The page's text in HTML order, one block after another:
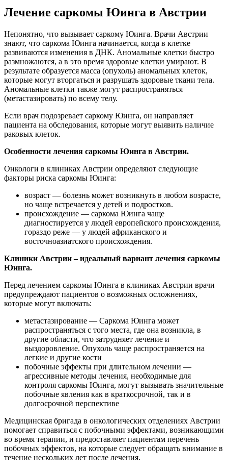
Лечение саркомы Юинга в Австрии
Непонятно, что вызывает саркому Юинга. Врачи Австрии
знают, что саркома Юинга начинается, когда в клетке
развиваются изменения в ДНК. Аномальные клетки быстро
размножаются, а в это время здоровые клетки умирают. В
результате образуется масса (опухоль) аномальных клеток,
которые могут вторгаться и разрушать здоровые ткани тела.
Аномальные клетки также могут распространяться
(метастазировать) по всему телу.
Если врач подозревает саркому Юинга, он направляет
пациента на обследования, которые могут выявить наличие
раковых клеток.
Особенности лечения саркомы Юинга в Австрии.
Онкологи в клиниках Австрии определяют следующие
факторы риска саркомы Юинга:
возраст — болезнь может возникнуть в любом возрасте,
но чаще встречается у детей и подростков.
происхождение — саркома Юинга чаще
диагностируется у людей европейского происхождения,
гораздо реже — у людей африканского и
восточноазиатского происхождения.
Клиники Австрии – идеальный вариант лечения саркомы
Юинга.
Перед лечением саркомы Юинга в клиниках Австрии врачи
предупреждают пациентов о возможных осложнениях,
которые могут включать:
метастазирование — Саркома Юинга может
распространяться с того места, где она возникла, в
другие области, что затрудняет лечение и
выздоровление. Опухоль чаще распространяется на
легкие и другие кости
побочные эффекты при длительном лечении —
агрессивные методы лечения, необходимые для
контроля саркомы Юинга, могут вызывать значительные
побочные явления как в краткосрочной, так и в
долгосрочной перспективе
Медицинская бригада в онкологических отделениях Австрии
помогает справиться с побочными эффектами, возникающими
во время терапии, и предоставляет пациентам перечень
побочных эффектов, на которые следует обращать внимание в
течение нескольких лет после лечения.